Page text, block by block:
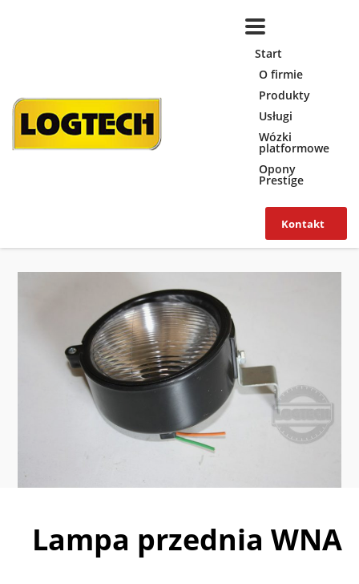
Start
O firmie
Produkty
Usługi
Wózki
platformowe
Opony
Prestige
Kontakt
Lampa przednia WNA